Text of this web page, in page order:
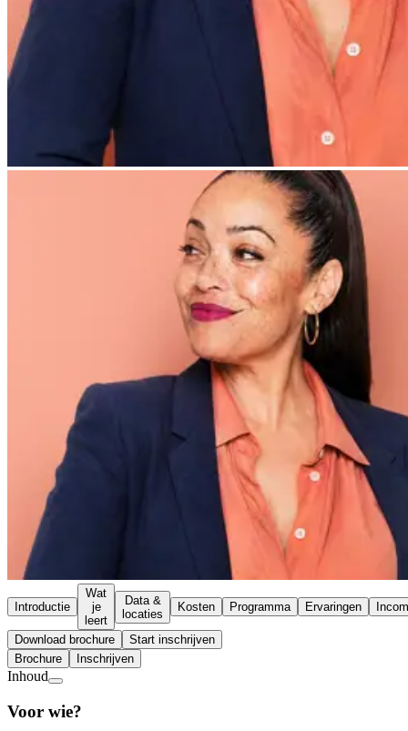
Introductie
Wat
je
leert
Data &
locaties
Kosten Programma Ervaringen
Download brochure
Start inschrijven
Brochure
Inschrijven
Inhoud
Voor wie?